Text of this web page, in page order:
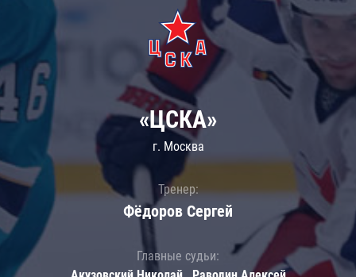
«ЦСКА»
г. Москва
Тренер:
Фёдоров Сергей
Главные судьи: